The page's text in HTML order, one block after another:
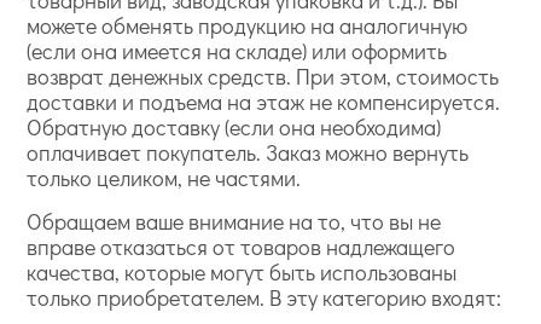
можете обменять продукцию на аналогичную
(если она имеется на складе) или оформить
возврат денежных средств. При этом, стоимость
доставки и подъема на этаж не компенсируется.
Обратную доставку (если она необходима)
оплачивает покупатель. Заказ можно вернуть
только целиком, не частями.
Обращаем ваше внимание на то, что вы не
вправе отказаться от товаров надлежащего
качества, которые могут быть использованы
только приобретателем. В эту категорию входят: